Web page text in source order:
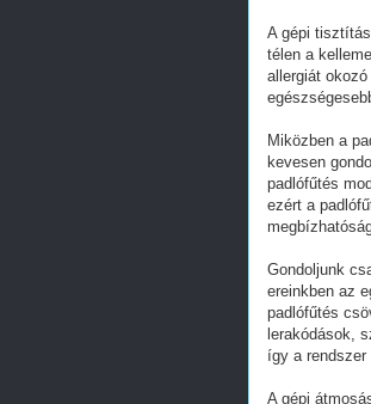
A gépi
télen a
allergiát
Miközben a
kevesen
padlófűtés
ezért a
Gondoljunk
ereinkben az
padlófűtés
lerakódások,
így a
A gépi